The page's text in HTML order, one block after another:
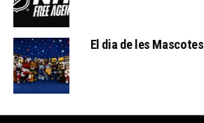
El dia de les Mascotes